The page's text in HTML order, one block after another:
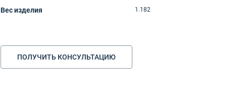
Вес изделия 1.182
ПОЛУЧИТЬ КОНСУЛЬТАЦИЮ